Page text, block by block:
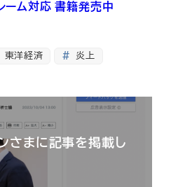
ーム対応 書籍発売中
東洋経済 炎上
さまに記事を掲載し